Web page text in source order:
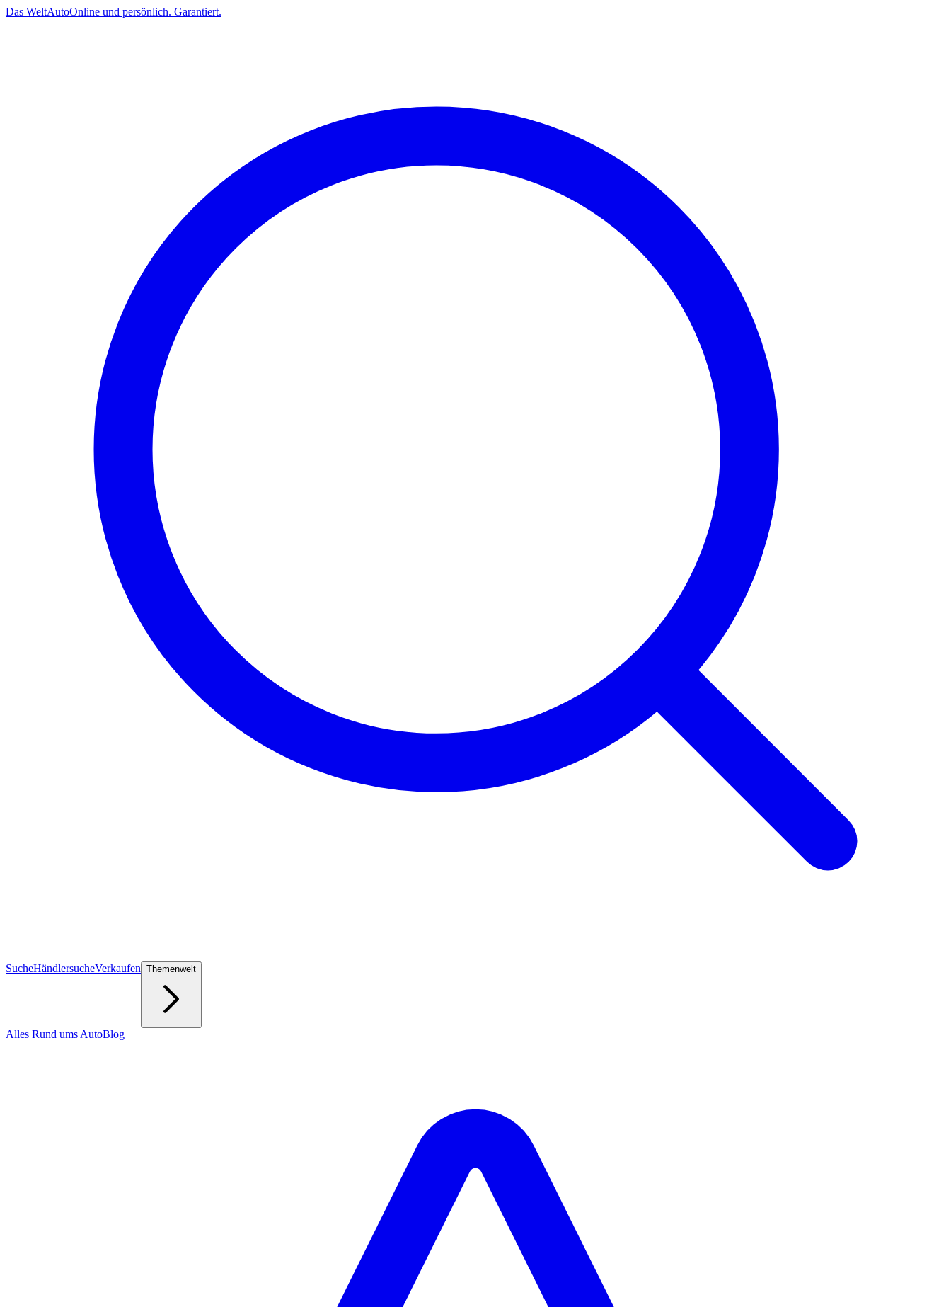
Das WeltAutoOnline und persönlich. Garantiert.
SucheHändlersucheVerkaufen Themenwelt
Alles Rund ums AutoBlog